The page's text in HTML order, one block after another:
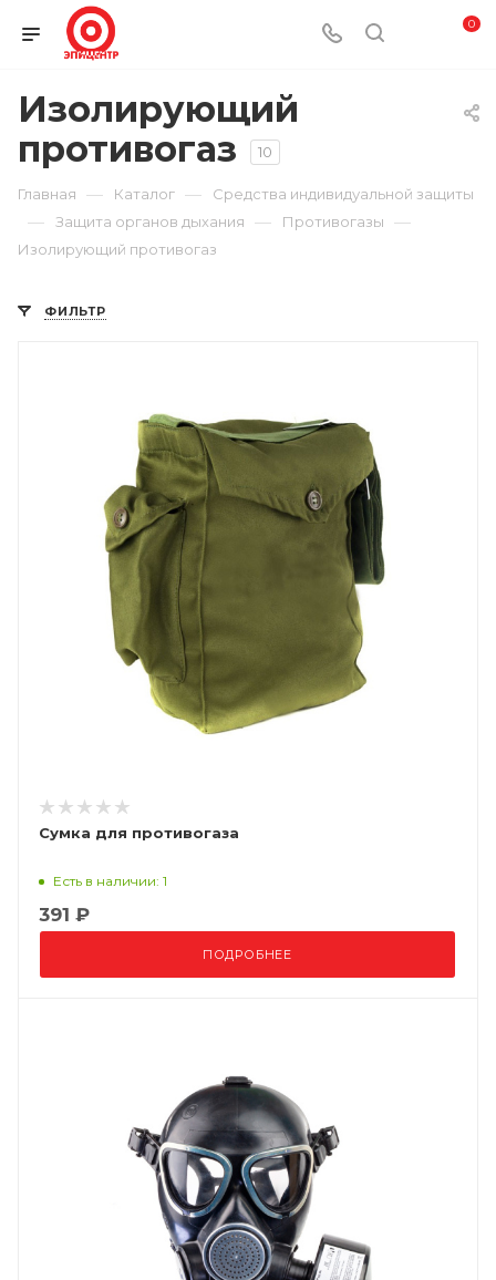
0
Изолирующий
противогаз
10
Главная — Каталог — Средства индивидуальной защиты
— Защита органов дыхания — Противогазы —
Изолирующий противогаз
ФИЛЬТР
Сумка для противогаза
Есть в наличии: 1
391 ₽
ПОДРОБНЕЕ